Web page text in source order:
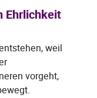
Ehrlichkeit
weil
vorgeht,